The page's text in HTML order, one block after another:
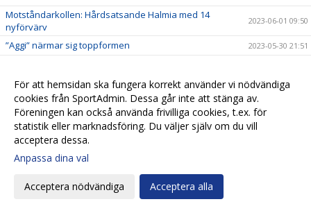
Motståndarkollen: Hårdsatsande Halmia med 14
nyförvärv
2023-06-01 09:50
”Aggi” närmar sig toppformen 2023-05-30 21:51
Alma Bertilssons hat trick sänkte Mariebo 2023-05-27 19:38
Motståndarkollen: Mariebo IK satsar på egna talanger 2023-05-23 19:33
Eskilsminne IF - Mariebo IK 2023-05-23 14:58
Alma inne på femte paret fotbollsskor
Eskils tappade segern i slutminuterna
IFK Göteborg - Eskilsminne IF
Motståndarkollen: IFK Göteborg jobbar med liten trupp
För att hemsidan ska fungera korrekt använder vi nödvändiga
cookies från SportAdmin. Dessa går inte att stänga av.
Föreningen kan också använda frivilliga cookies, t.ex. för
statistik eller marknadsföring. Du väljer själv om du vill
acceptera dessa.
Anpassa dina val
Acceptera nödvändiga Acceptera alla